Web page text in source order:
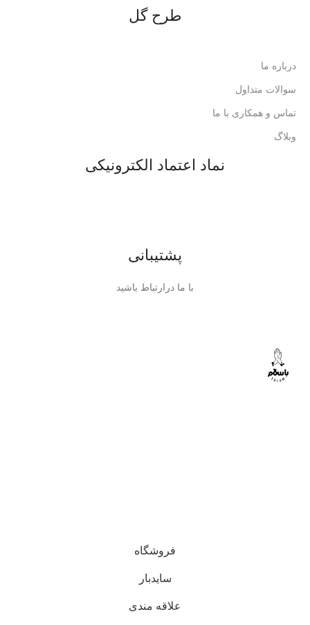
طرح گل
درباره ما
سوالات متداول
تماس و همکاری با ما
وبلاگ
نماد اعتماد الکترونیکی
پشتیبانی
با ما درارتباط باشید
فروشگاه
سایدبار
0علاقه مندی